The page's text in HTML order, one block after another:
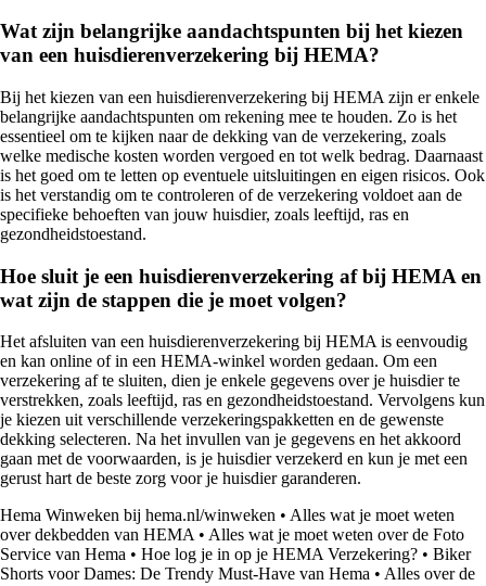
Wat zijn belangrijke aandachtspunten bij het kiezen
van een huisdierenverzekering bij HEMA?
Bij het kiezen van een huisdierenverzekering bij HEMA zijn er enkele
belangrijke aandachtspunten om rekening mee te houden. Zo is het
essentieel om te kijken naar de dekking van de verzekering, zoals
welke medische kosten worden vergoed en tot welk bedrag. Daarnaast
is het goed om te letten op eventuele uitsluitingen en eigen risicos. Ook
is het verstandig om te controleren of de verzekering voldoet aan de
specifieke behoeften van jouw huisdier, zoals leeftijd, ras en
gezondheidstoestand.
Hoe sluit je een huisdierenverzekering af bij HEMA en
wat zijn de stappen die je moet volgen?
Het afsluiten van een huisdierenverzekering bij HEMA is eenvoudig
en kan online of in een HEMA-winkel worden gedaan. Om een
verzekering af te sluiten, dien je enkele gegevens over je huisdier te
verstrekken, zoals leeftijd, ras en gezondheidstoestand. Vervolgens kun
je kiezen uit verschillende verzekeringspakketten en de gewenste
dekking selecteren. Na het invullen van je gegevens en het akkoord
gaan met de voorwaarden, is je huisdier verzekerd en kun je met een
gerust hart de beste zorg voor je huisdier garanderen.
Hema Winweken bij hema.nl/winweken • Alles wat je moet weten
over dekbedden van HEMA• Alles wat je moet weten over de Foto
Service van Hema • Hoe log je in op je HEMA Verzekering? • Biker
Shorts voor Dames: De Trendy Must-Have van Hema • Alles over de